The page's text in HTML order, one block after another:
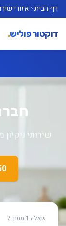
דף הבית אזורי
דוקטור פוליש.
שירותי
שאלה 1 מתוך 7